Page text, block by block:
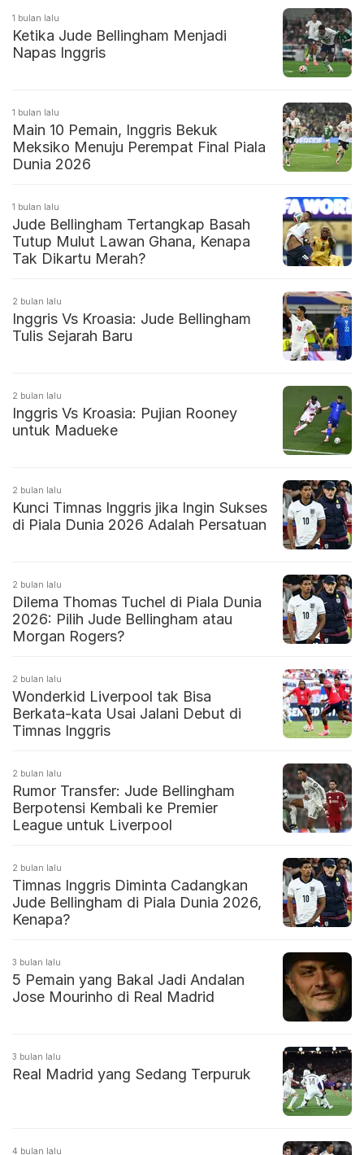
1 bulan lalu
Ketika Jude Bellingham Menjadi
Napas Inggris
1 bulan lalu
Main 10 Pemain, Inggris Bekuk
Meksiko Menuju Perempat Final Piala
Dunia 2026
1 bulan lalu
Jude Bellingham Tertangkap Basah
Tutup Mulut Lawan Ghana, Kenapa
Tak Dikartu Merah?
2 bulan lalu
Inggris Vs Kroasia: Jude Bellingham
Tulis Sejarah Baru
2 bulan lalu
Inggris Vs Kroasia: Pujian Rooney
untuk Madueke
2 bulan lalu
Kunci Timnas Inggris jika Ingin Sukses
di Piala Dunia 2026 Adalah Persatuan
2 bulan lalu
Dilema Thomas Tuchel di Piala Dunia
2026: Pilih Jude Bellingham atau
Morgan Rogers?
2 bulan lalu
Wonderkid Liverpool tak Bisa
Berkata-kata Usai Jalani Debut di
Timnas Inggris
2 bulan lalu
Rumor Transfer: Jude Bellingham
Berpotensi Kembali ke Premier
League untuk Liverpool
2 bulan lalu
Timnas Inggris Diminta Cadangkan
Jude Bellingham di Piala Dunia 2026,
Kenapa?
3 bulan lalu
5 Pemain yang Bakal Jadi Andalan
Jose Mourinho di Real Madrid
3 bulan lalu
Real Madrid yang Sedang Terpuruk
4 bulan lalu